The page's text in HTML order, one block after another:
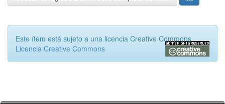
Este ítem está sujeto a una licencia Creative Commons
Licencia Creative Commons